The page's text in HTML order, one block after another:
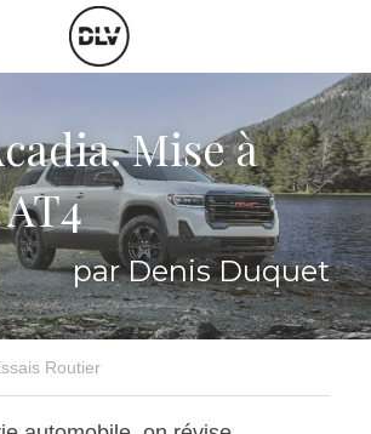
chars
Mise à
par Denis Duquet
Routier
DE LA BOUTIQUE